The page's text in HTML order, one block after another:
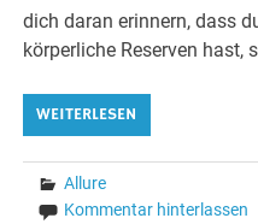
dich daran erinnern, dass
körperliche Reserven hast,
WEITERLESEN
Allure
Kommentar hinterlassen